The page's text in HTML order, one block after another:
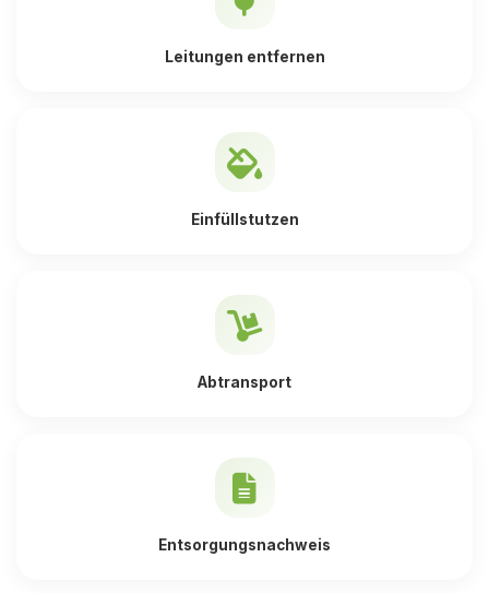
Leitungen entfernen
Einfüllstutzen
Abtransport
Entsorgungsnachweis